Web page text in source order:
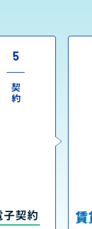
5
契約